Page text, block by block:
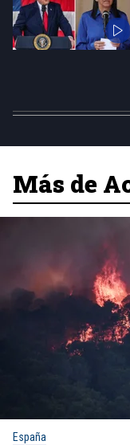
Más de
España